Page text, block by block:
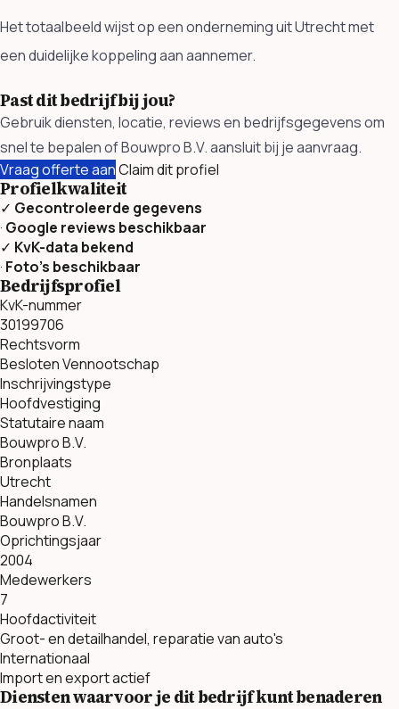
Het totaalbeeld wijst op een onderneming uit Utrecht met
een duidelijke koppeling aan aannemer.
Past dit bedrijf bij jou?
Gebruik diensten, locatie, reviews en bedrijfsgegevens om
snel te bepalen of Bouwpro B.V. aansluit bij je aanvraag.
Vraag offerte aanClaim dit profiel
Profielkwaliteit
✓ Gecontroleerde gegevens
· Google reviews beschikbaar
✓ KvK-data bekend
· Foto’s beschikbaar
Bedrijfsprofiel
KvK-nummer
30199706
Rechtsvorm
Besloten Vennootschap
Inschrijvingstype
Hoofdvestiging
Statutaire naam
Bouwpro B.V.
Bronplaats
Utrecht
Handelsnamen
Bouwpro B.V.
Oprichtingsjaar
2004
Medewerkers
7
Hoofdactiviteit
Groot- en detailhandel, reparatie van auto's
Internationaal
Import en export actief
Diensten waarvoor je dit bedrijf kunt benaderen